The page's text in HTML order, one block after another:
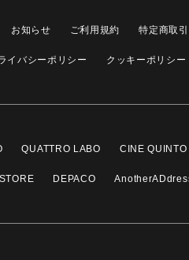
お知らせ ご利用規約 特定商取
イバシーポリシー クッキーポリシー
QUATTRO LABO CINE QUINTO
DEPACO